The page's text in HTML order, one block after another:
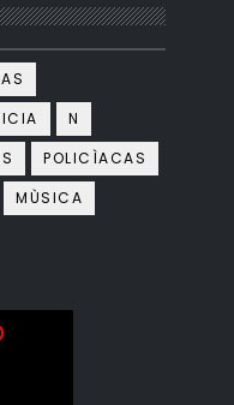
N
POLICÌACAS
MÙSICA